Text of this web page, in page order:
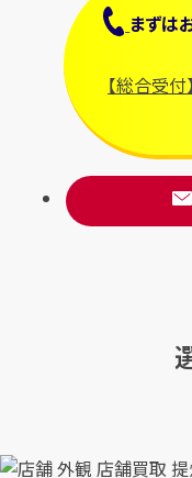
まずは
【総合受